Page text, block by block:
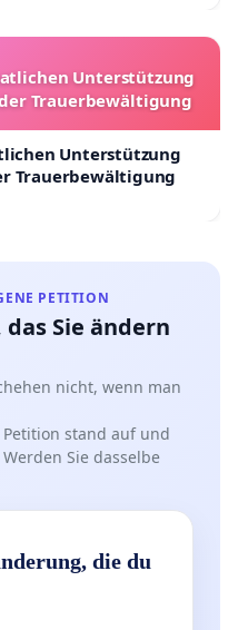
Unterstützung
Trauerbewältigung
Unterstützung
Trauerbewältigung
PETITION
Sie ändern
nicht, wenn man
stand auf und
Sie dasselbe
die du